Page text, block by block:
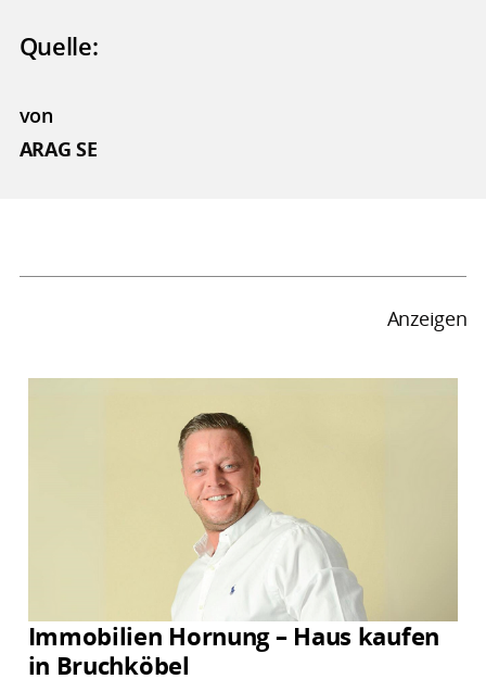
Quelle:
von
ARAG SE
Anzeigen
Immobilien Hornung – Haus kaufen
in Bruchköbel